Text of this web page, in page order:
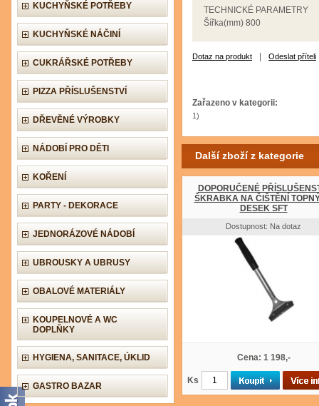
KUCHYŇSKÉ POTŘEBY
KUCHYŇSKÉ NÁČINÍ
CUKRÁŘSKÉ POTŘEBY
PIZZA PŘÍSLUŠENSTVÍ
DŘEVĚNÉ VÝROBKY
NÁDOBÍ PRO DĚTI
KOŘENÍ
PARTY - DEKORACE
JEDNORÁZOVÉ NÁDOBÍ
UBROUSKY A UBRUSY
OBALOVÉ MATERIÁLY
KOUPELNOVÉ A WC
DOPLŇKY
HYGIENA, SANITACE, ÚKLID
GASTRO BAZAR
TECHNICKÉ PARAMETRY
Šířka(mm) 800
Dotaz na produkt Odeslat příteli
Zařazeno v kategorii:
1)
Další zboží z kategorie
DOPORUČENÉ
ŠKRABKA NA ČIŠTĚNÍ
DESEK SFT
Dostupnost: Na dotaz
Cena: 1 198,-
Ks